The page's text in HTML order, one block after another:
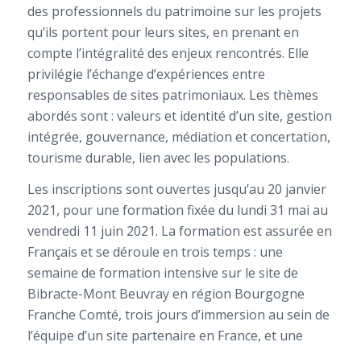
des professionnels du patrimoine sur les projets
qu’ils portent pour leurs sites, en prenant en
compte l’intégralité des enjeux rencontrés. Elle
privilégie l’échange d’expériences entre
responsables de sites patrimoniaux. Les thèmes
abordés sont : valeurs et identité d’un site, gestion
intégrée, gouvernance, médiation et concertation,
tourisme durable, lien avec les populations.
Les inscriptions sont ouvertes jusqu’au 20 janvier
2021, pour une formation fixée du lundi 31 mai au
vendredi 11 juin 2021. La formation est assurée en
Français et se déroule en trois temps : une
semaine de formation intensive sur le site de
Bibracte-Mont Beuvray en région Bourgogne
Franche Comté, trois jours d’immersion au sein de
l’équipe d’un site partenaire en France, et une